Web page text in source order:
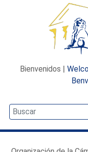
Bienvenidos |